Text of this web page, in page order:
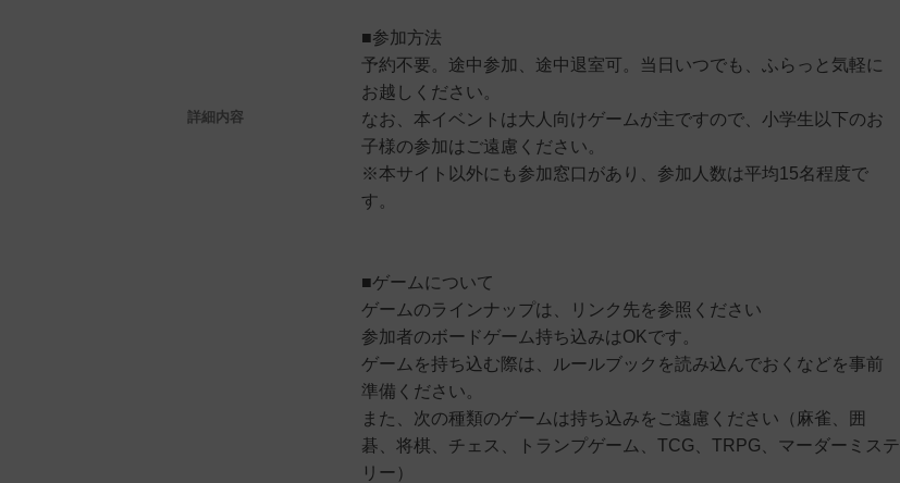
詳細内容
■参加方法
予約不要。途中参加、途中退室可。当日いつでも、ふらっと気軽に
お越しください。
なお、本イベントは大人向けゲームが主ですので、小学生以下のお
子様の参加はご遠慮ください。
※本サイト以外にも参加窓口があり、参加人数は平均15名程度で
す。
■ゲームについて
ゲームのラインナップは、リンク先を参照ください
参加者のボードゲーム持ち込みはOKです。
ゲームを持ち込む際は、ルールブックを読み込んでおくなどを事前
準備ください。
また、次の種類のゲームは持ち込みをご遠慮ください（麻雀、囲
碁、将棋、チェス、トランプゲーム、TCG、TRPG、マーダーミステ
リー）